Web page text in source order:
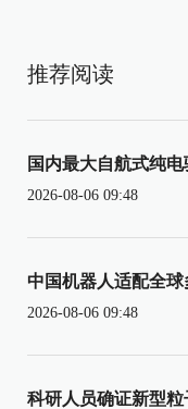
推荐阅读
国内最大自航式纯
2026-08-06 09:48
中国机器人适配全
2026-08-06 09:48
科研人员确证新型